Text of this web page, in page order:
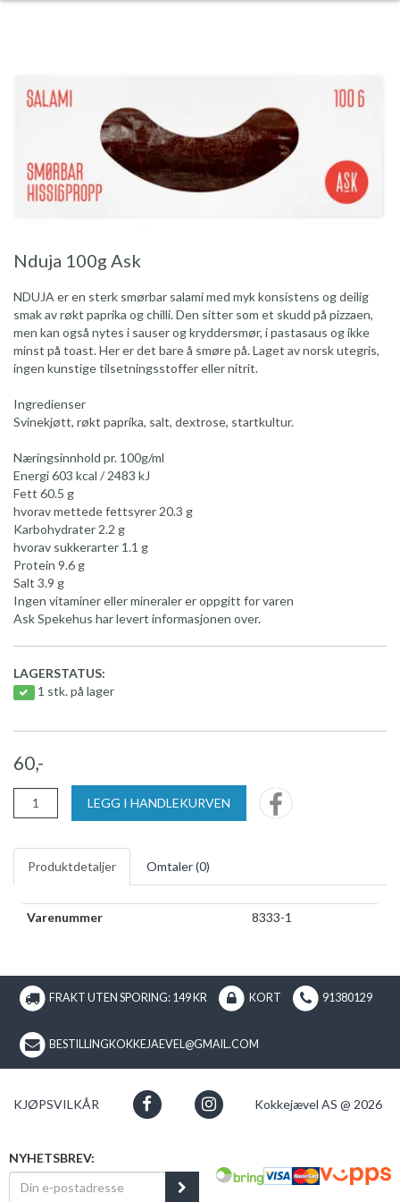
Nduja 100g Ask
NDUJA er en sterk smørbar salami med myk konsistens og deilig
smak av røkt paprika og chilli. Den sitter som et skudd på pizzaen,
men kan også nytes i sauser og kryddersmør, i pastasaus og ikke
minst på toast. Her er det bare å smøre på. Laget av norsk utegris,
ingen kunstige tilsetningsstoffer eller nitrit.
Ingredienser
Svinekjøtt, røkt paprika, salt, dextrose, startkultur.
Næringsinnhold pr. 100g/ml
Energi 603 kcal / 2483 kJ
Fett 60.5 g
hvorav mettede fettsyrer 20.3 g
Karbohydrater 2.2 g
hvorav sukkerarter 1.1 g
Protein 9.6 g
Salt 3.9 g
Ingen vitaminer eller mineraler er oppgitt for varen
Ask Spekehus har levert informasjonen over.
LAGERSTATUS:
1 stk. på lager
60,-
LEGG I HANDLEKURVEN
Produktdetaljer Omtaler (0)
Varenummer 8333-1
FRAKT UTEN SPORING: 149 KR KORT 91380129
BESTILLINGKOKKEJAEVEL@GMAIL.COM
KJØPSVILKÅR Kokkejævel AS @ 2026
NYHETSBREV: